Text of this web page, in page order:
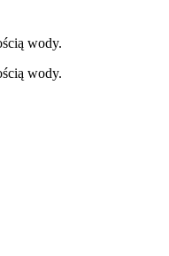
wody.
wody.